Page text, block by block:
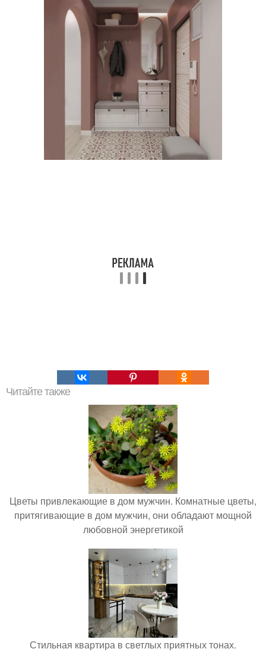
Читайте также
Цветы привлекающие в дом мужчин. Комнатные цветы,
притягивающие в дом мужчин, они обладают мощной
любовной энергетикой
Стильная квартира в светлых приятных тонах.